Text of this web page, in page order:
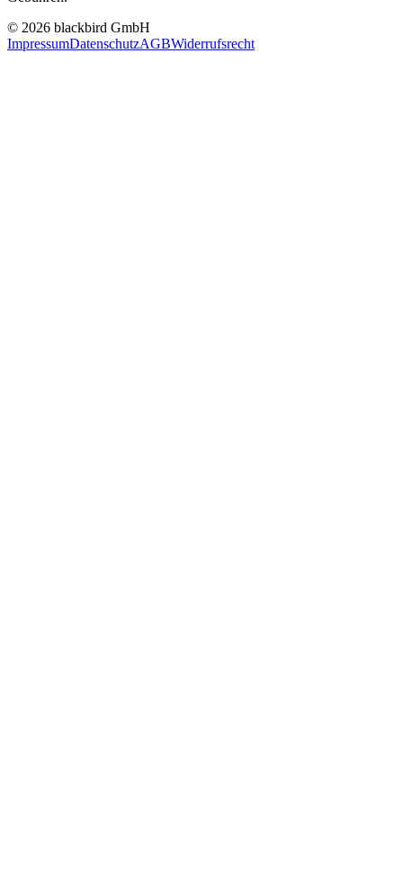
© 2026 blackbird GmbH
ImpressumDatenschutzAGBWiderrufsrecht